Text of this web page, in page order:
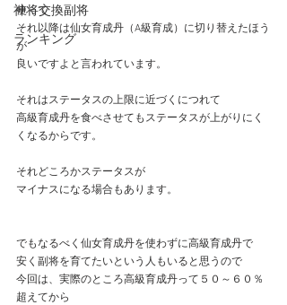
神将交換副将
ランキング
使って
それ以降は仙女育成丹（A級育成）に切り替えたほう
が
良いですよと言われています。
それはステータスの上限に近づくにつれて
高級育成丹を食べさせてもステータスが上がりにく
くなるからです。
それどころかステータスが
マイナスになる場合もあります。
でもなるべく仙女育成丹を使わずに高級育成丹で
安く副将を育てたいという人もいると思うので
今回は、実際のところ高級育成丹って５０～６０％
超えてから